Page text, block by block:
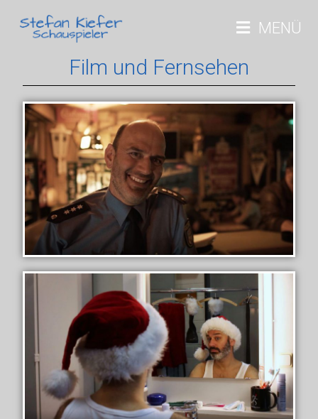
MENÜ
Film und Fernsehen